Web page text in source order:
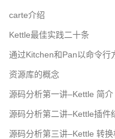
carte介绍
Kettle最佳实践二十条
通过Kitchen和Pan以命令
资源库的概念
源码分析第一讲–Kettle 简介
源码分析第二讲–Kettle插件
源码分析第三讲–Kettle 转